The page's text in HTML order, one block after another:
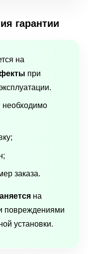
гарантии
на
при
необходимо
заказа.
на
повреждениями
установки.